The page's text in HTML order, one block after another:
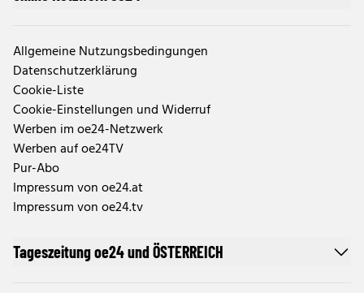
Allgemeine Nutzungsbedingungen
Datenschutzerklärung
Cookie-Liste
Cookie-Einstellungen und Widerruf
Werben im oe24-Netzwerk
Werben auf oe24TV
Pur-Abo
Impressum von oe24.at
Impressum von oe24.tv
Tageszeitung oe24 und ÖSTERREICH